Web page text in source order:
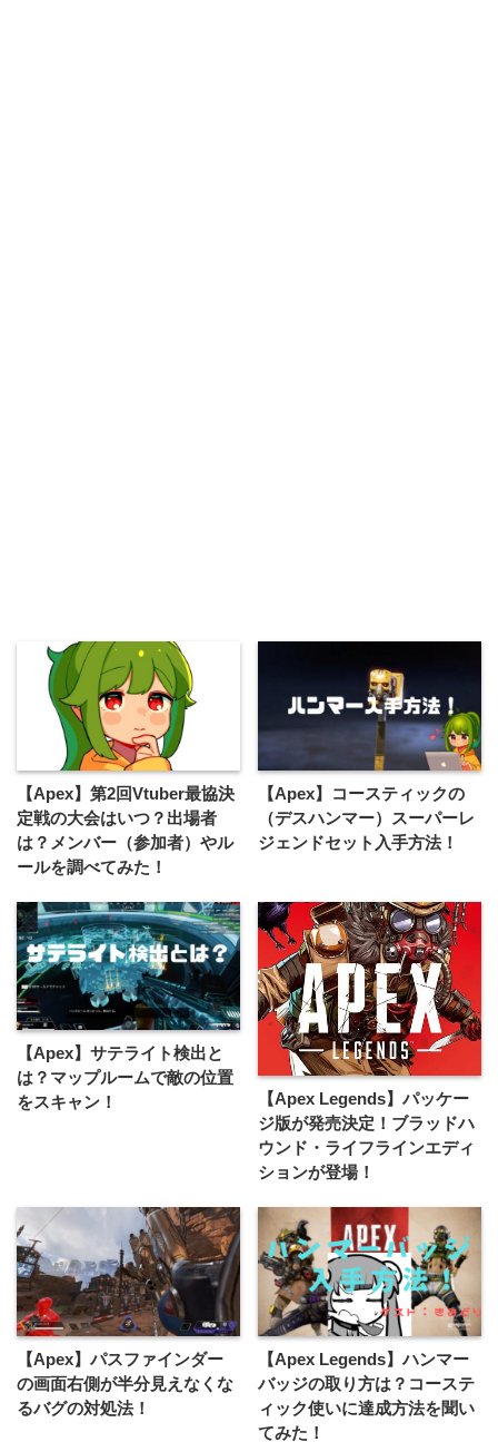
【Apex】第2回Vtuber最協決
定戦の大会はいつ？出場者
は？メンバー（参加者）やル
ールを調べてみた！
【Apex】コースティックの
（デスハンマー）スーパーレ
ジェンドセット入手方法！
【Apex】サテライト検出と
は？マップルームで敵の位置
をスキャン！
【Apex Legends】パッケー
ジ版が発売決定！ブラッドハ
ウンド・ライフラインエディ
ションが登場！
【Apex】パスファインダー
の画面右側が半分見えなくな
るバグの対処法！
【Apex Legends】ハンマー
バッジの取り方は？コーステ
ィック使いに達成方法を聞い
てみた！